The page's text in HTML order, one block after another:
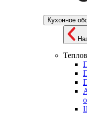
Кухонное